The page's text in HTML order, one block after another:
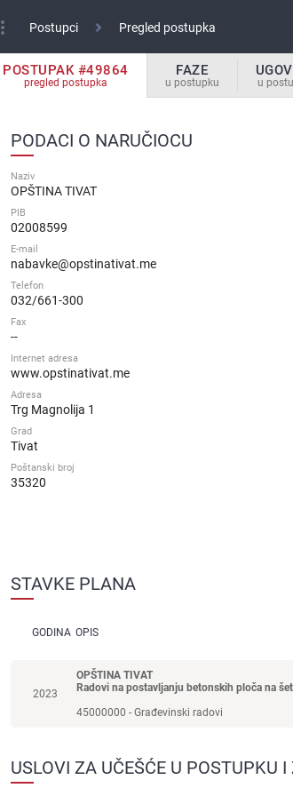
more_vert Postupci Pregled postupka
POSTUPAK #49864
pregled postupka
FAZE
u postupku u
PODACI O NARUČIOCU
Naziv
OPŠTINA TIVAT
PIB
02008599
E-mail
nabavke@opstinativat.me
Telefon
032/661-300
Fax
--
Internet adresa
www.opstinativat.me
Adresa
Trg Magnolija 1
Grad
Tivat
Poštanski broj
35320
STAVKE PLANA
GODINA OPIS
2023
OPŠTINA TIVAT
Radovi na postavljanju betonskih ploča na
USLOVI ZA UČEŠĆE U POSTUPKU